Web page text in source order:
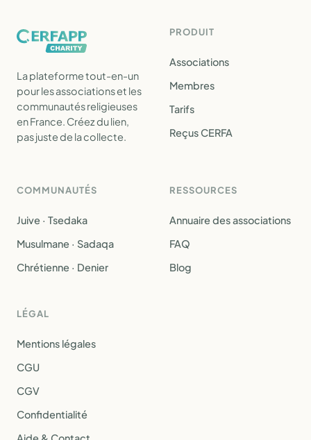
La plateforme tout-en-un
pour les associations et les
communautés religieuses
en France. Créez du lien,
pas juste de la collecte.
PRODUIT
Associations
Membres
Tarifs
Reçus CERFA
COMMUNAUTÉS
Juive · Tsedaka
Musulmane · Sadaqa
Chrétienne · Denier
RESSOURCES
Annuaire des associations
FAQ
Blog
LÉGAL
Mentions légales
CGU
CGV
Confidentialité